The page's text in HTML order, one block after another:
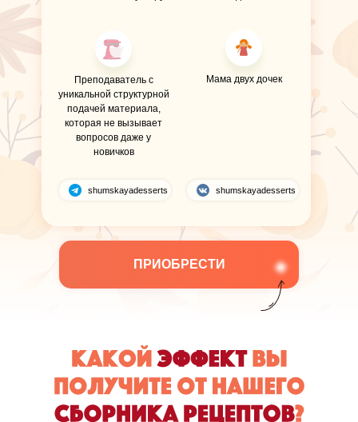
Преподаватель с
уникальной структурной
подачей материала,
которая не вызывает
вопросов даже у
новичков
Мама двух дочек
shumskayadesserts
shumskayadesserts
ПРИОБРЕСТИ